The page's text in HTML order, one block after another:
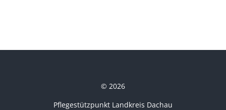
© 2026
Pflegestützpunkt Landkreis Dachau